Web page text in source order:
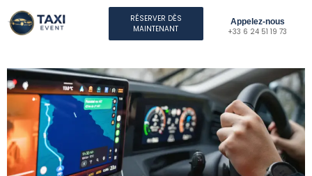
RÉSERVER DÈS
MAINTENANT
Appelez-nous
+33 6 24 51 19 73